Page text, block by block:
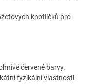
knoflíčků pro
červené barvy.
fyzikální vlastnosti